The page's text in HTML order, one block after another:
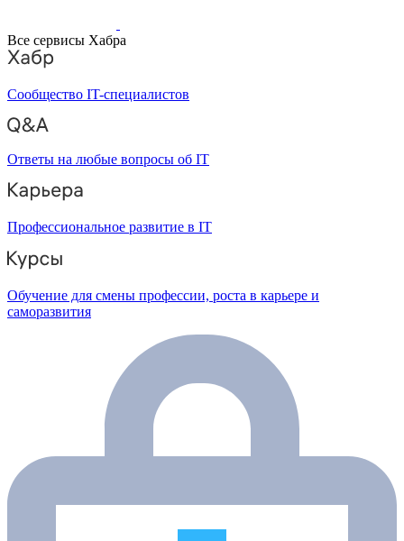
Все сервисы Хабра
Сообщество IT-специалистов
Ответы на любые вопросы об IT
Профессиональное развитие в IT
Обучение для смены профессии, роста в карьере и
саморазвития